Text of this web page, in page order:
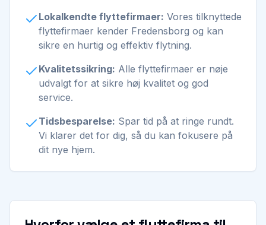
Lokalkendte flyttefirmaer: Vores tilknyttede
flyttefirmaer kender Fredensborg og kan
sikre en hurtig og effektiv flytning.
Kvalitetssikring: Alle flyttefirmaer er nøje
udvalgt for at sikre høj kvalitet og god
service.
Tidsbesparelse: Spar tid på at ringe rundt.
Vi klarer det for dig, så du kan fokusere på
dit nye hjem.